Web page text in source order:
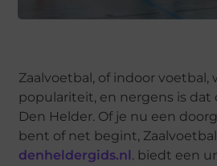
Zaalvoetbal, of indoor voetbal,
populariteit, en nergens is dat
Den Helder. Of je nu een
bent of net begint,
denheldergids.nl . biedt een